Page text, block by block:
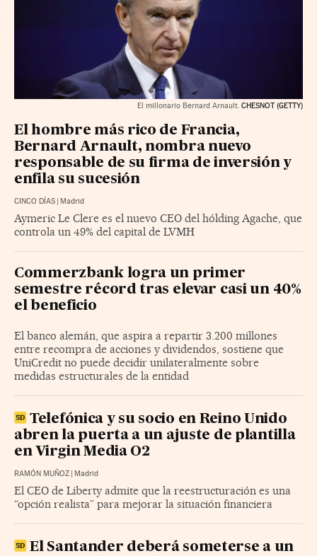
El millonario Bernard Arnault. CHESNOT (GETTY)
El hombre más rico de Francia,
Bernard Arnault, nombra nuevo
responsable de su firma de inversión y
enfila su sucesión
CINCO DÍAS Madrid
Aymeric Le Clere es el nuevo CEO del hólding Agache, que
controla un 49% del capital de LVMH
Commerzbank logra un primer
semestre récord tras elevar casi un 40%
el beneficio
El banco alemán, que aspira a repartir 3.200 millones
entre recompra de acciones y dividendos, sostiene que
UniCredit no puede decidir unilateralmente sobre
medidas estructurales de la entidad
Telefónica y su socio en Reino Unido
abren la puerta a un ajuste de plantilla
en Virgin Media O2
RAMÓN MUÑOZ Madrid
El CEO de Liberty admite que la reestructuración es una
“opción realista” para mejorar la situación financiera
El Santander deberá someterse a un